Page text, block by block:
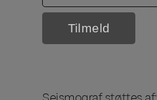
Seismograf støttes af: